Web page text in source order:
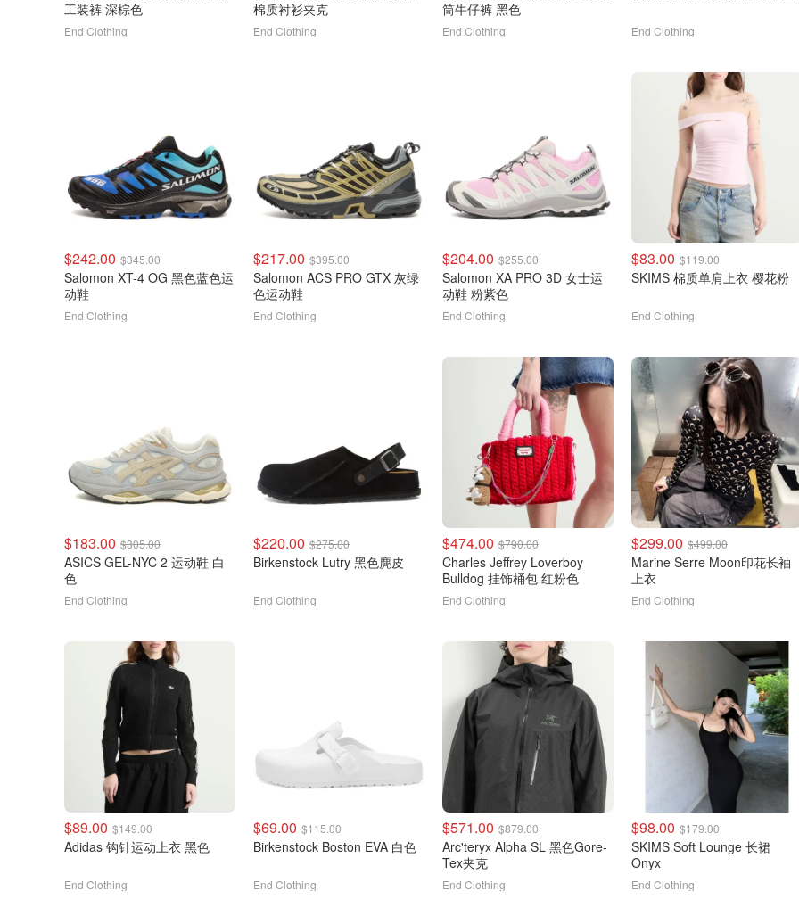
工装裤 深棕色
End Clothing
棉质衬衫夹克
End Clothing
筒牛仔裤 黑色
End Clothing End Clothing
$242.00 $345.00
Salomon XT-4 OG 黑色蓝色运
动鞋
End Clothing
$217.00 $395.00
Salomon ACS PRO GTX 灰绿
色运动鞋
End Clothing
$204.00 $255.00
Salomon XA PRO 3D 女士运
动鞋 粉紫色
End Clothing
$83.00 $119.00
SKIMS 棉质单肩上衣 樱花粉
End Clothing
$183.00 $305.00
ASICS GEL-NYC 2 运动鞋 白
色
End Clothing
$220.00 $275.00
Birkenstock Lutry 黑色麂皮
End Clothing
$474.00 $790.00
Charles Jeffrey Loverboy
Bulldog 挂饰桶包 红粉色
End Clothing
$299.00 $499.00
Marine Serre Moon印花长袖
上衣
End Clothing
$89.00 $149.00
Adidas 钩针运动上衣 黑色
End Clothing
$69.00 $115.00
Birkenstock Boston EVA 白色
End Clothing
$571.00 $879.00
Arc'teryx Alpha SL 黑色Gore-
Tex夹克
End Clothing
$98.00 $179.00
SKIMS Soft Lounge 长裙
Onyx
End Clothing